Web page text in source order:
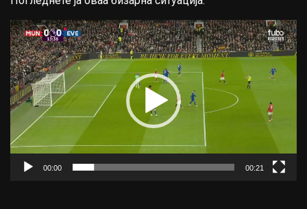
Video
Player
00:00 00:21